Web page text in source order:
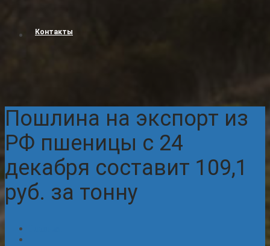
Контакты
Пошлина на экспорт из
РФ пшеницы с 24
декабря составит 109,1
руб. за тонну